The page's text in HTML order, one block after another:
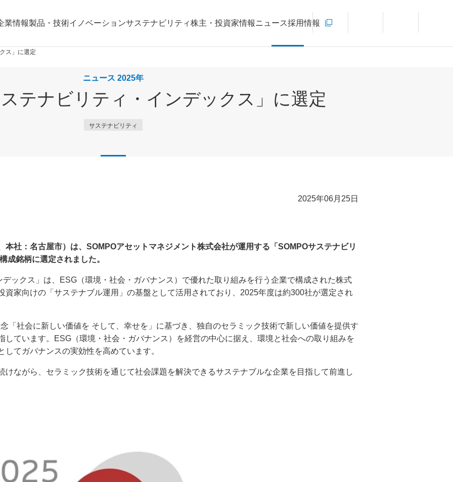
業情報製品・技術イノベーションサステナビリティ株主・投資家情報ニュース採用情報
新規ウィンドウを開きます
言語切り替えメニューを開く
ス」に選定
ニュース 2025年
テナビリティ・インデックス」に選定
サステナビリティ
2025年06月25日
本社：名古屋市）は、SOMPOアセットマネジメント株式会社が運用する「SOMPOサステナビリ
成銘柄に選定されました。
ックス」は、ESG（環境・社会・ガバナンス）で優れた取り組みを行う企業で構成された株式
資家向けの「サステナブル運用」の基盤として活用されており、2025年度は約300社が選定され
社会に新しい価値を そして、幸せを」に基づき、独自のセラミック技術で新しい価値を提供す
しています。ESG（環境・社会・ガバナンス）を経営の中心に据え、環境と社会への取り組みを
てガバナンスの実効性を高めています。
ながら、セラミック技術を通じて社会課題を解決できるサステナブルな企業を目指して前進し